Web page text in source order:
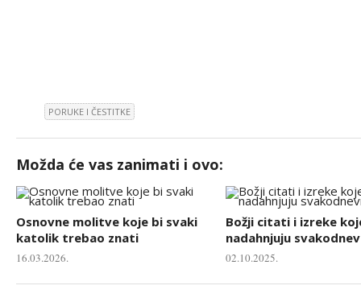
PORUKE I ČESTITKE
Možda će vas zanimati i ovo:
Osnovne molitve koje bi svaki
katolik trebao znati
16.03.2026.
Božji citati i izreke
nadahnjuju
02.10.2025.